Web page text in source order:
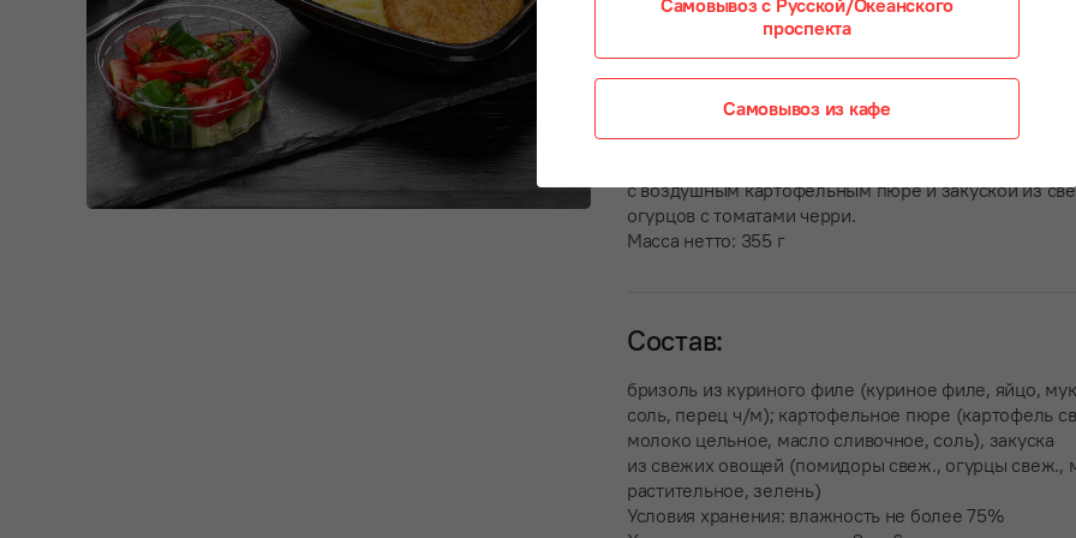
Куриное филе с нежным вкусом и мягкой текстурой,
с воздушным картофельным пюре и закуской из
огурцов с томатами черри.
Масса нетто: 355 г
Состав:
бризоль из куриного филе (куриное филе, яйцо,
соль, перец ч/м); картофельное пюре (картофель
молоко цельное, масло сливочное, соль), закуска
из свежих овощей (помидоры свеж., огурцы свеж.,
растительное, зелень)
Условия хранения: влажность не более 75%
Самовывоз с Русской/Океанского
проспекта
Самовывоз из кафе